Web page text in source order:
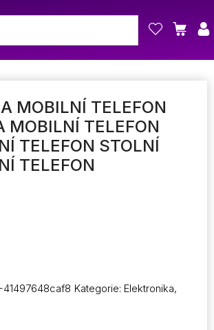
MOBILNÍ TELEFON
MOBILNÍ TELEFON
TELEFON STOLNÍ
TELEFON
Kategorie: Elektronika,